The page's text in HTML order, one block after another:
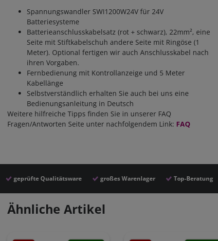
Spannungswandler SWI1200W24V für 24V
Batteriesysteme
Batterieanschlusskabelsatz (rot + schwarz), 22mm², eine
Seite mit Stiftkabelschuh andere Seite mit Ringöse (1
Meter). Optional fertigen wir auch Anschlusskabel nach
ihren Vorgaben.
Fernbedienung mit Kontrollanzeige und 5 Meter
Kabellänge
Selbstverständlich erhalten Sie auch bei uns eine
Bedienungsanleitung in Deutsch
Weitere hilfreiche Tipps finden Sie in unserer FAQ
Fragen/Antworten Seite unter nachfolgendem Link: FAQ
geprüfte Qualitätsware großes Warenlager Top-Beratung
Ähnliche Artikel